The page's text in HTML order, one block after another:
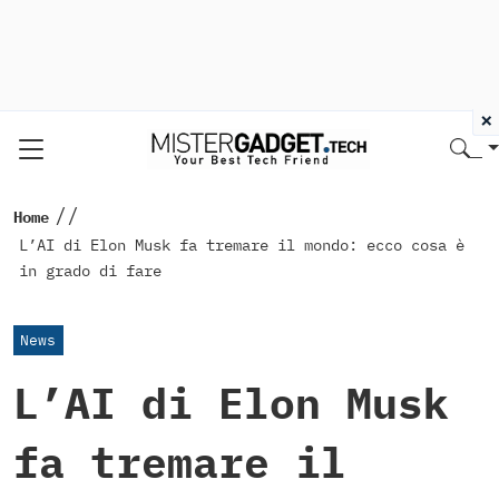
Home //
L’AI di Elon Musk fa tremare il mondo: ecco cosa è
in grado di fare
News
L’AI di Elon Musk
fa tremare il
×